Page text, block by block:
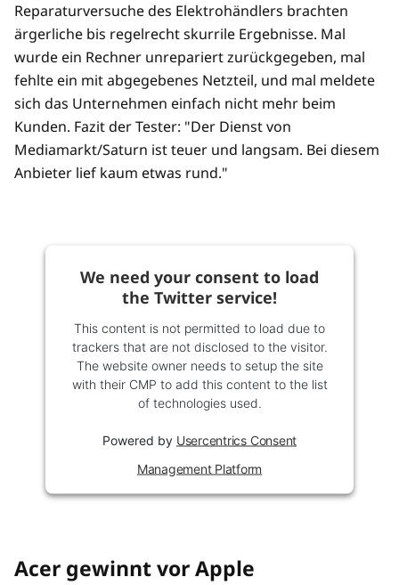
Reparaturversuche des Elektrohändlers brachten
ärgerliche bis regelrecht skurrile Ergebnisse. Mal
wurde ein Rechner unrepariert zurückgegeben, mal
fehlte ein mit abgegebenes Netzteil, und mal meldete
sich das Unternehmen einfach nicht mehr beim
Kunden. Fazit der Tester: "Der Dienst von
Mediamarkt/Saturn ist teuer und langsam. Bei diesem
Anbieter lief kaum etwas rund."
We need your consent to load
the Twitter service!
This content is not permitted to load due to
trackers that are not disclosed to the visitor.
The website owner needs to setup the site
with their CMP to add this content to the list
of technologies used.
Powered by Usercentrics Consent
Management Platform
Acer gewinnt vor Apple